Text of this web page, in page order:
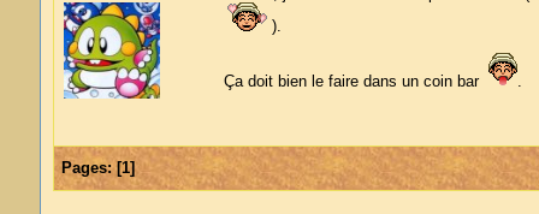
).
Ça doit bien le faire dans un coin bar .
Pages:[1]